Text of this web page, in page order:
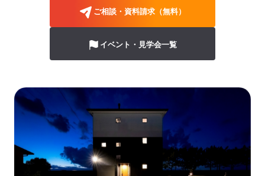
ご相談・資料請求（無料）
イベント・見学会一覧